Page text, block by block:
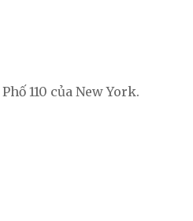
110 của New York.